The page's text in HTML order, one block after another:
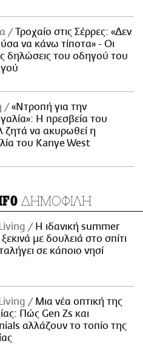
Τροχαίο στις Σέρρες: «Δεν
να κάνω τίποτα» - Οι
δηλώσεις του οδηγού του
«Ντροπή για την
Η πρεσβεία του
ζητά να ακυρωθεί η
του Kanye West
ΔΗΜΟΦΙΛΗ
Η ιδανική summer
με δουλειά στο σπίτι
σε κάποιο νησί
Μια νέα οπτική της
Πώς Gen Zs και
αλλάζουν το τοπίο της